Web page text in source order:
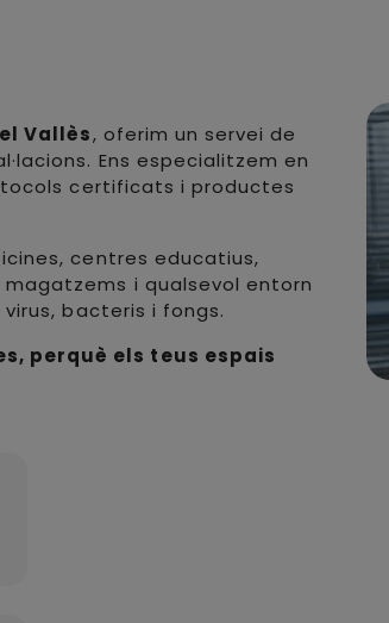
Vallès, oferim un servei de
Ens especialitzem en
certificats i productes
centres educatius,
i qualsevol entorn
bacteris i fongs.
perquè els teus espais